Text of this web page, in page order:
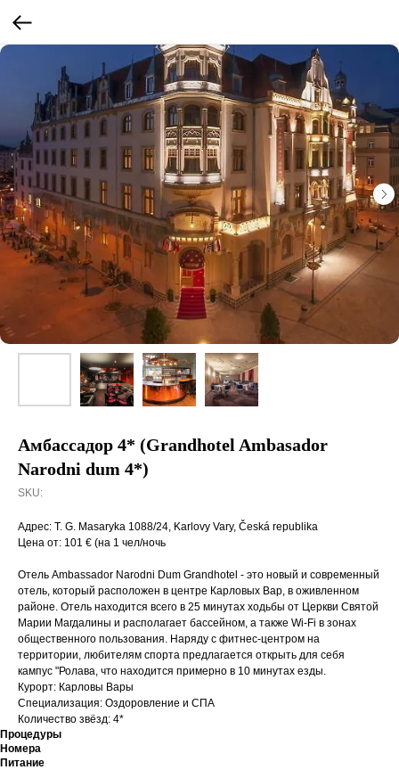
Амбассадор 4* (Grandhotel Ambasador
Narodni dum 4*)
SKU:
Адрес: T. G. Masaryka 1088/24, Karlovy Vary, Česká republika
Цена от: 101 € (на 1 чел/ночь
Отель Ambassador Narodni Dum Grandhotel - это новый и современный
отель, который расположен в центре Карловых Вар, в оживленном
районе. Отель находится всего в 25 минутах ходьбы от Церкви Святой
Марии Магдалины и располагает бассейном, а также Wi-Fi в зонах
общественного пользования. Наряду с фитнес-центром на
территории, любителям спорта предлагается открыть для себя
кампус "Ролава, что находится примерно в 10 минутах езды.
Курорт: Карловы Вары
Специализация: Оздоровление и СПА
Количество звёзд: 4*
Процедуры
Номера
Питание